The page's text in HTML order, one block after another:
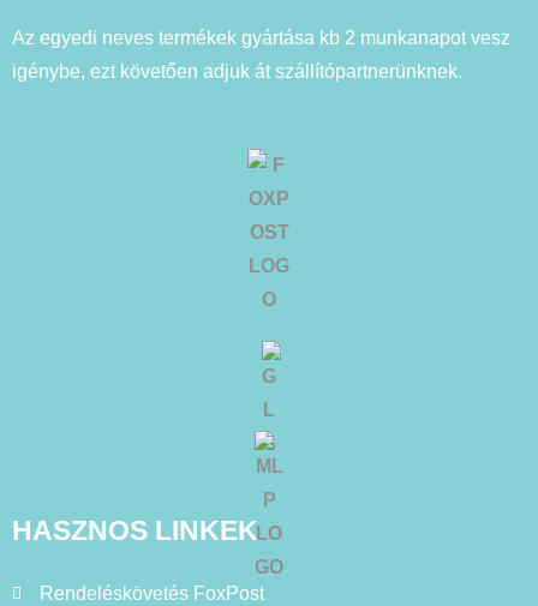
Az egyedi neves termékek gyártása kb 2 munkanapot vesz
igénybe, ezt követően adjuk át szállítópartnerünknek.
HASZNOS LINKEK
Rendeléskövetés FoxPost